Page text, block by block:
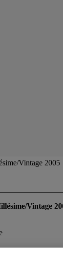
Vintage 2005
Vintage